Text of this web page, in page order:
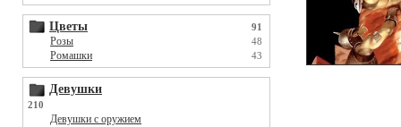
Цветы 91
Розы 48
Ромашки 43
Девушки
210
Девушки с оружием